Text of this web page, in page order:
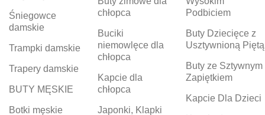
Śniegowce
damskie
Trampki damskie
Trapery damskie
BUTY MĘSKIE
Botki męskie
chłopca
Buciki
niemowlęce dla
chłopca
Kapcie dla
chłopca
Japonki, Klapki
Podbiciem
Buty Dziecięce z
Usztywnioną Piętą
Buty ze Sztywnym
Zapiętkiem
Kapcie Dla Dzieci